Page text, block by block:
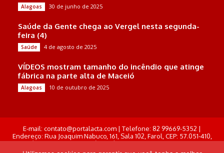
Alagoas 30 de junho de 2025
Saúde da Gente chega ao Vergel nesta segunda-
feira (4)
Saúde 4 de agosto de 2025
VÍDEOS mostram tamanho do incêndio que atinge
fábrica na parte alta de Maceió
Alagoas 10 de outubro de 2025
E-mail: contato@portalacta.com | Telefone: 82 99669-5352 |
Endereço: Rua Joaquim Nabuco, 161, Sala 102, Farol, CEP: 57.051-410,
Maceió, Alagoas . Responsável Técnico: Derek Gustavo de Morais
Pereira